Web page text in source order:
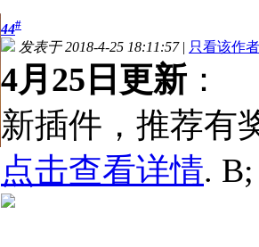
44#
发表于 2018-4-25 18:11:57 | 只看该作者
4月25日更新 ：
新插件，推荐有
点击查看详情.